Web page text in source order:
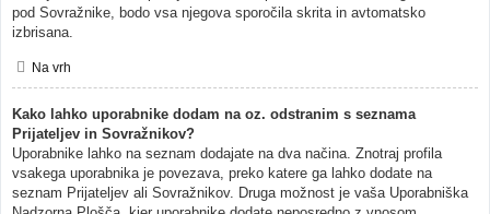
pod Sovražnike, bodo vsa njegova sporočila skrita in avtomatsko
izbrisana.
Na vrh
Kako lahko uporabnike dodam na oz. odstranim s seznama
Prijateljev in Sovražnikov?
Uporabnike lahko na seznam dodajate na dva načina. Znotraj profila
vsakega uporabnika je povezava, preko katere ga lahko dodate na
seznam Prijateljev ali Sovražnikov. Druga možnost je vaša Uporabniška